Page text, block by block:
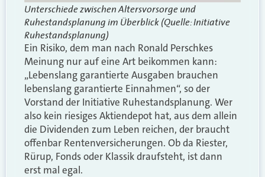
Unterschiede zwischen Altersvorsorge und
Ruhestandsplanung im Überblick (Quelle: Initiative
Ruhestandsplanung)
Ein Risiko, dem man nach Ronald Perschkes
Meinung nur auf eine Art beikommen kann:
„Lebenslang garantierte Ausgaben brauchen
lebenslang garantierte Einnahmen“, so der
Vorstand der Initiative Ruhestandsplanung. Wer
also kein riesiges Aktiendepot hat, aus dem allein
die Dividenden zum Leben reichen, der braucht
offenbar Rentenversicherungen. Ob da Riester,
Rürup, Fonds oder Klassik draufsteht, ist dann
erst mal egal.